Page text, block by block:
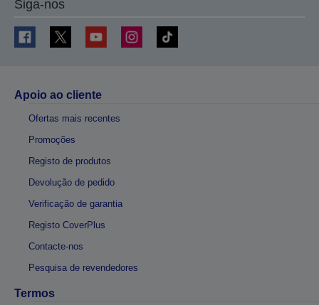
Siga-nos
Apoio ao cliente
Ofertas mais recentes
Promoções
Registo de produtos
Devolução de pedido
Verificação de garantia
Registo CoverPlus
Contacte-nos
Pesquisa de revendedores
Termos